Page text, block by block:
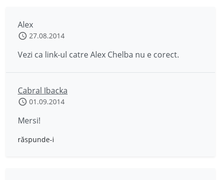
Alex
27.08.2014
Vezi ca link-ul catre Alex Chelba nu e corect.
Cabral Ibacka
01.09.2014
Mersi!
răspunde-i